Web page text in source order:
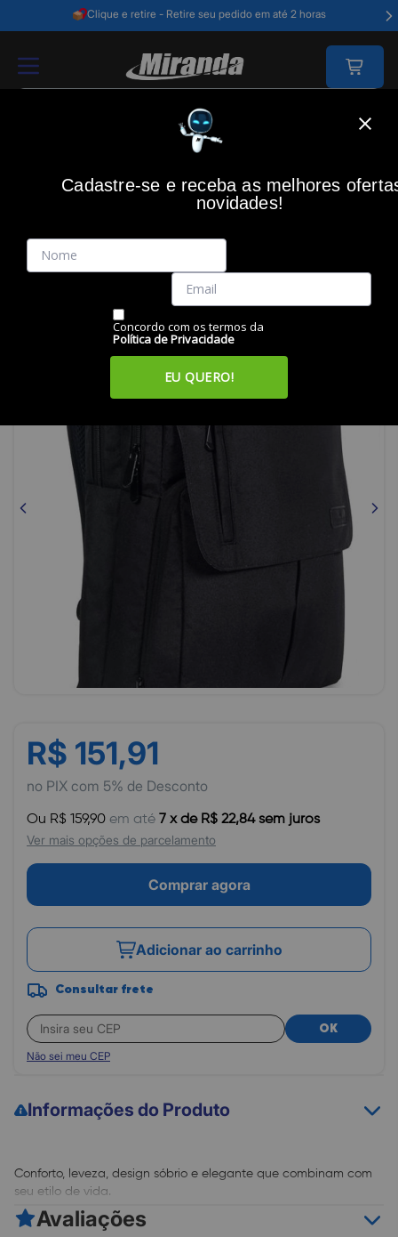
Clique e retire - Retire seu pedido em até 2 horas
R$ 151,91
no PIX com 5% de Desconto
Ou R$ 159,90 em até 7 x de R$ 22,84 sem juros
Ver mais opções de parcelamento
Comprar agora
Adicionar ao carrinho
Consultar frete
OK
Não sei meu CEP
Mochila para Notebook 15.6" Lightbag, 60000131, Preto,
MAXPRINT
Código: 46752
Miranda
Informações do Produto
Conforto, leveza, design sóbrio e elegante que combinam com
seu etilo de vida.
• 5 Compartimentos
Avaliações
Cadastre-se e receba as melhores
novidades!
Concordo com os termos da
Política de Privacidade
EU QUERO!